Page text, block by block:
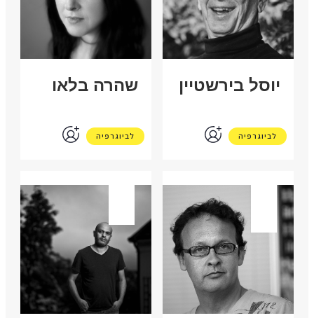
יוסל בירשטיין
לביוגרפיה
שהרה בלאו
לביוגרפיה